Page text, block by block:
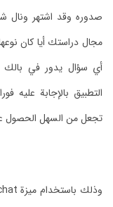
صدوره وقد اشتهر ونال
مجال دراستك أيا كان
أي سؤال يدور في
التطبيق بالإجابة عليه
تجعل من السهل